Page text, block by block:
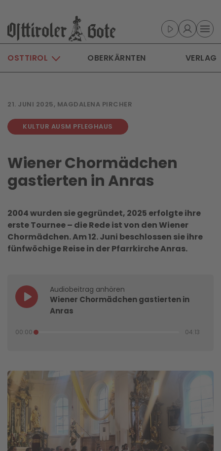
Skip to main content
OSTTIROL OBERKÄRNTEN VERLAG
21. JUNI 2025, MAGDALENA PIRCHER
KULTUR AUSM PFLEGHAUS
Wiener Chormädchen
gastierten in Anras
2004 wurden sie gegründet, 2025 erfolgte ihre
erste Tournee – die Rede ist von den Wiener
Chormädchen. Am 12. Juni beschlossen sie ihre
fünfwöchige Reise in der Pfarrkirche Anras.
Audiobeitrag anhören
Wiener Chormädchen gastierten in
Anras
00:00 04:13